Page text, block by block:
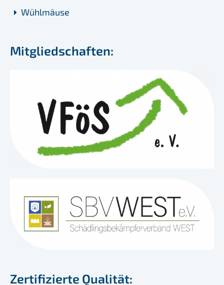
Wühlmäuse
Mitgliedschaften:
Zertifizierte Qualität: